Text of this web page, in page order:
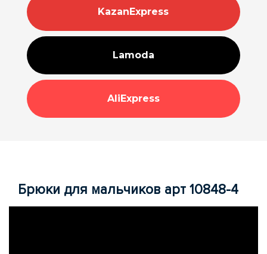
KazanExpress
Lamoda
AliExpress
Брюки для мальчиков арт 10848-4